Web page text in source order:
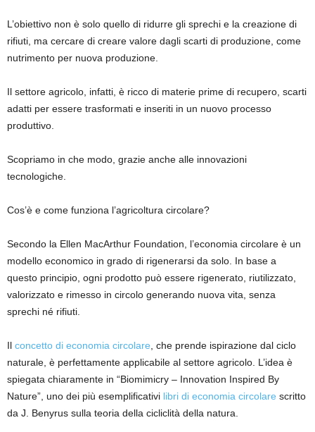
L’obiettivo non è solo quello di ridurre gli sprechi e la creazione di
rifiuti, ma cercare di creare valore dagli scarti di produzione, come
nutrimento per nuova produzione.
Il settore agricolo, infatti, è ricco di materie prime di recupero, scarti
adatti per essere trasformati e inseriti in un nuovo processo
produttivo.
Scopriamo in che modo, grazie anche alle innovazioni
tecnologiche.
Cos’è e come funziona l’agricoltura circolare?
Secondo la Ellen MacArthur Foundation, l’economia circolare è un
modello economico in grado di rigenerarsi da solo. In base a
questo principio, ogni prodotto può essere rigenerato, riutilizzato,
valorizzato e rimesso in circolo generando nuova vita, senza
sprechi né rifiuti.
Il concetto di economia circolare, che prende ispirazione dal ciclo
naturale, è perfettamente applicabile al settore agricolo. L’idea è
spiegata chiaramente in “Biomimicry – Innovation Inspired By
Nature”, uno dei più esemplificativi libri di economia circolare scritto
da J. Benyrus sulla teoria della cicliclità della natura.